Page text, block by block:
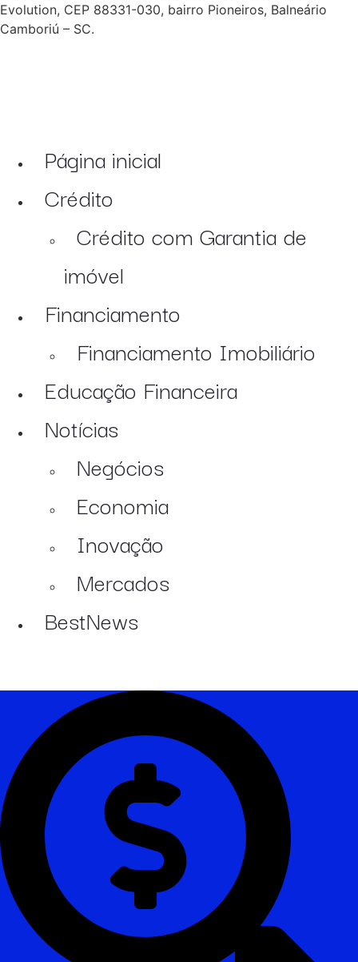
Evolution, CEP 88331-030, bairro Pioneiros, Balneário
Camboriú – SC.
Página inicial
Crédito
Crédito com Garantia de
imóvel
Financiamento
Financiamento Imobiliário
Educação Financeira
Notícias
Negócios
Economia
Inovação
Mercados
BestNews